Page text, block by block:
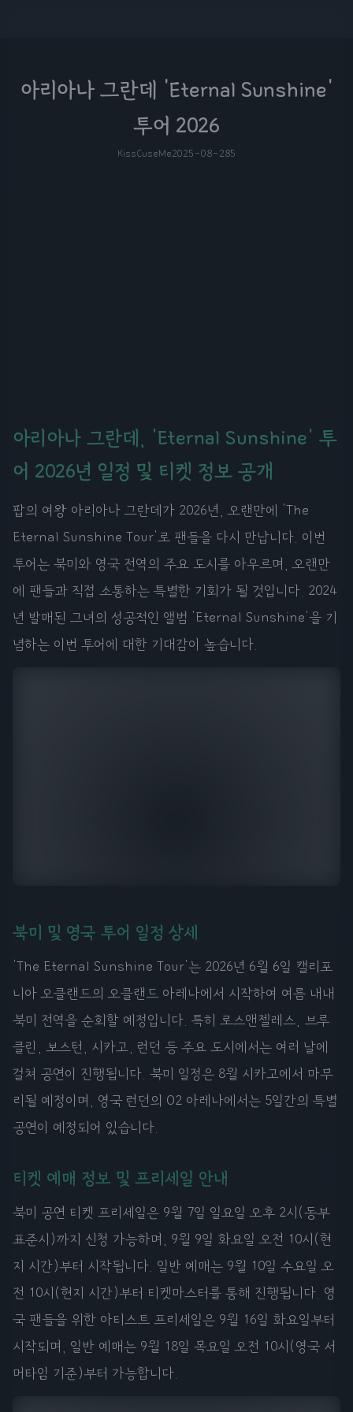
아리아나 그란데 'Eternal Sunshine'
투어 2026
KissCuseMe2025-08-285
아리아나 그란데, 'Eternal Sunshine' 투
어 2026년 일정 및 티켓 정보 공개
팝의 여왕 아리아나 그란데가 2026년, 오랜만에 'The
Eternal Sunshine Tour'로 팬들을 다시 만납니다. 이번
투어는 북미와 영국 전역의 주요 도시를 아우르며, 오랜만
에 팬들과 직접 소통하는 특별한 기회가 될 것입니다. 2024
년 발매된 그녀의 성공적인 앨범 'Eternal Sunshine'을 기
념하는 이번 투어에 대한 기대감이 높습니다.
북미 및 영국 투어 일정 상세
'The Eternal Sunshine Tour'는 2026년 6월 6일 캘리포
니아 오클랜드의 오클랜드 아레나에서 시작하여 여름 내내
북미 전역을 순회할 예정입니다. 특히 로스앤젤레스, 브루
클린, 보스턴, 시카고, 런던 등 주요 도시에서는 여러 날에
걸쳐 공연이 진행됩니다. 북미 일정은 8월 시카고에서 마무
리될 예정이며, 영국 런던의 O2 아레나에서는 5일간의 특별
공연이 예정되어 있습니다.
티켓 예매 정보 및 프리세일 안내
북미 공연 티켓 프리세일은 9월 7일 일요일 오후 2시(동부
표준시)까지 신청 가능하며, 9월 9일 화요일 오전 10시(현
지 시간)부터 시작됩니다. 일반 예매는 9월 10일 수요일 오
전 10시(현지 시간)부터 티켓마스터를 통해 진행됩니다. 영
국 팬들을 위한 아티스트 프리세일은 9월 16일 화요일부터
시작되며, 일반 예매는 9월 18일 목요일 오전 10시(영국 서
머타임 기준)부터 가능합니다.